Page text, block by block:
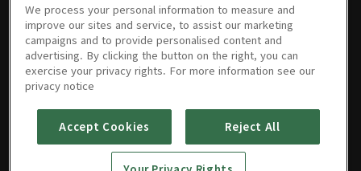
702회
03/30/2026 • 58분
701회 700회 699회 698회 697회
We process your personal information to measure and
improve our sites and service, to assist our marketing
campaigns and to provide personalised content and
advertising. By clicking the button on the right, you can
exercise your privacy rights. For more information see our
privacy notice
Accept Cookies Reject All